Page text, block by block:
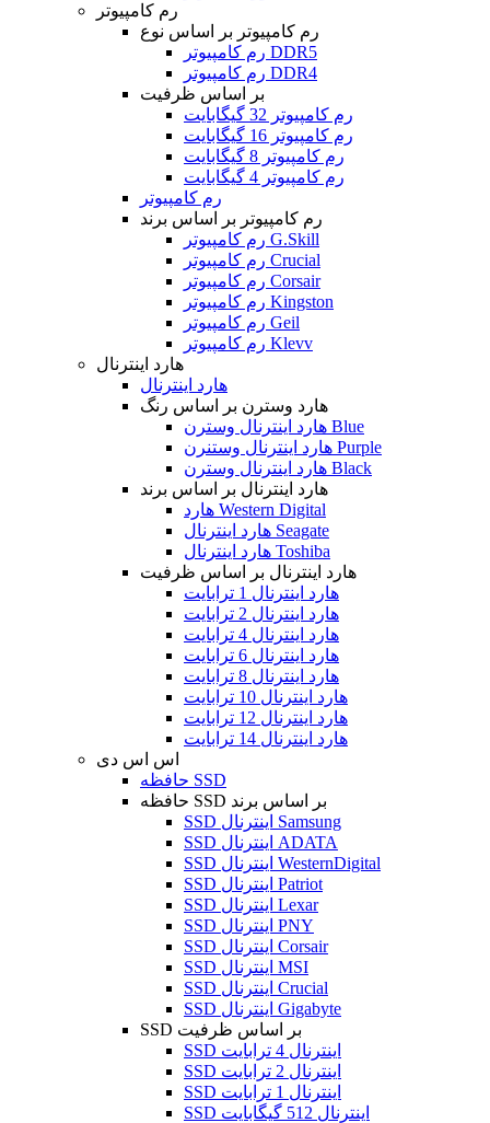
رم کامپیوتر
رم کامپیوتر بر اساس نوع
رم کامپیوتر DDR5
رم کامپیوتر DDR4
بر اساس ظرفیت
رم کامپیوتر 32 گیگابایت
رم کامپیوتر 16 گیگابایت
رم کامپیوتر 8 گیگابایت
رم کامپیوتر 4 گیگابایت
رم کامپیوتر
رم کامپیوتر بر اساس برند
رم کامپیوتر G.Skill
رم کامپیوتر Crucial
رم کامپیوتر Corsair
رم کامپیوتر Kingston
رم کامپیوتر Geil
رم کامپیوتر Klevv
هارد اینترنال
هارد اینترنال
هارد وسترن بر اساس رنگ
هارد اینترنال وسترن Blue
هارد اینترنال وستنرن Purple
هارد اینترنال وسترن Black
هارد اینترنال بر اساس برند
هارد Western Digital
هارد اینترنال Seagate
هارد اینترنال Toshiba
هارد اینترنال بر اساس ظرفیت
هارد اینترنال 1 ترابایت
هارد اینترنال 2 ترابایت
هارد اینترنال 4 ترابایت
هارد اینترنال 6 ترابایت
هارد اینترنال 8 ترابایت
هارد اینترنال 10 ترابایت
هارد اینترنال 12 ترابایت
هارد اینترنال 14 ترابایت
اس اس دی
حافظه SSD
حافظه SSD بر اساس برند
SSD اینترنال Samsung
SSD اینترنال ADATA
SSD اینترنال WesternDigital
SSD اینترنال Patriot
SSD اینترنال Lexar
SSD اینترنال PNY
SSD اینترنال Corsair
SSD اینترنال MSI
SSD اینترنال Crucial
SSD اینترنال Gigabyte
SSD بر اساس ظرفیت
SSD اینترنال 4 ترابایت
SSD اینترنال 2 ترابایت
SSD اینترنال 1 ترابایت
SSD اینترنال 512 گیگابایت